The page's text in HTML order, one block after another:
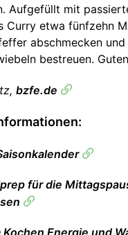
Aufgefüllt mit
Curry etwa fünfzehn
abschmecken
bestreuen.
bzfe.de
für die
Kochen Energie und